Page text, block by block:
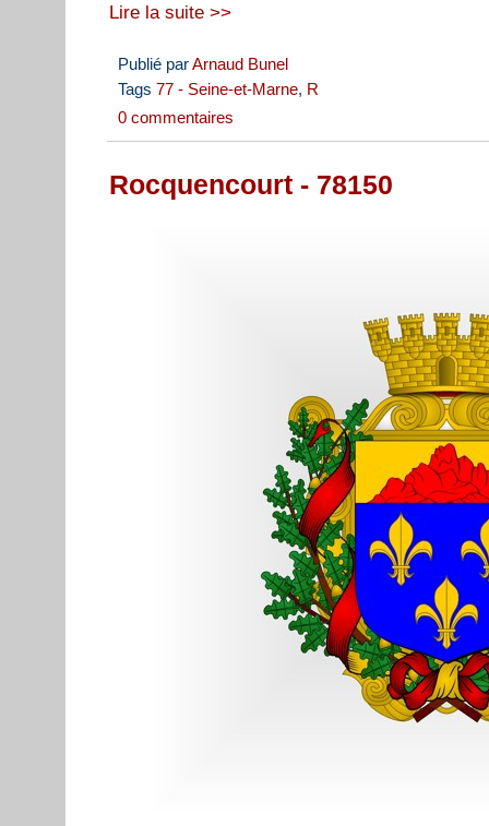
Lire la suite >>
Publié parArnaud Bunel
Tags 77 - Seine-et-Marne, R
0 commentaires
Rocquencourt - 78150